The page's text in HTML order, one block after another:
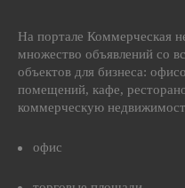
На портале Коммерческая
множество объявлений со
объектов для бизнеса:
помещений, кафе,
коммерческую
офис